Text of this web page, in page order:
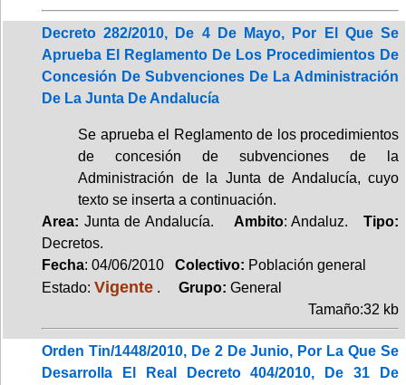
Decreto 282/2010, De 4 De Mayo, Por El Que Se
Aprueba El Reglamento De Los Procedimientos De
Concesión De Subvenciones De La Administración
De La Junta De Andalucía
Se aprueba el Reglamento de los procedimientos
de concesión de subvenciones de la
Administración de la Junta de Andalucía, cuyo
texto se inserta a continuación.
Area: Junta de Andalucía. Ambito: Andaluz.Tipo:
Decretos.
Fecha: 04/06/2010 Colectivo: Población general
Estado: Vigente . Grupo: General
Tamaño:32 kb
Orden Tin/1448/2010, De 2 De Junio, Por La Que Se
Desarrolla El Real Decreto 404/2010, De 31 De